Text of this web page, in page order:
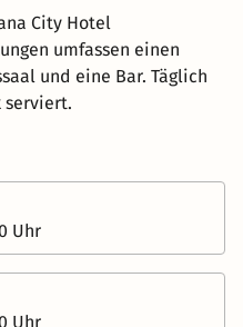
umfassen einen
und eine Bar. Täglich
serviert.
Uhr
Uhr